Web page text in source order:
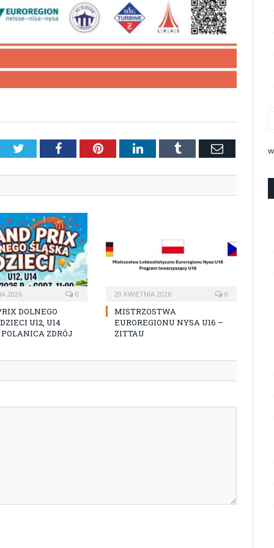
TwitterFacebookPinterestLinkedInTumblr Email
2026 0
DOLNEGO
U12, U14
POLANICA ZDRÓJ
20 KWIETNIA 2026 0
MISTRZOSTWA
EUROREGIONU NYSA U16 –
ZITTAU